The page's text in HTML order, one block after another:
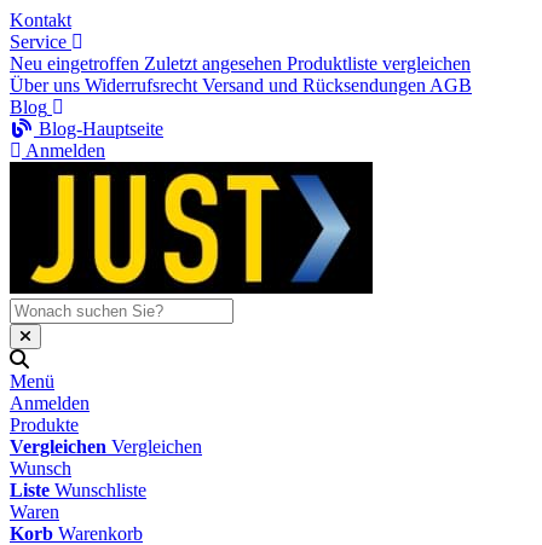
Kontakt
Service
Neu eingetroffen Zuletzt angesehen Produktliste vergleichen
Über uns Widerrufsrecht Versand und Rücksendungen AGB
Blog
Blog-Hauptseite
Anmelden
Menü
Anmelden
Produkte
Vergleichen Vergleichen
Wunsch
Liste Wunschliste
Waren
Korb Warenkorb